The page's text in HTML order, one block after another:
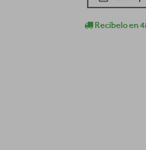
Recíbelo en